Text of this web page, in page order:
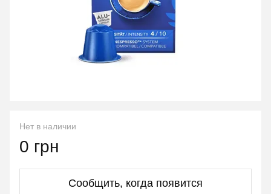
Нет в наличии
0 грн
Сообщить, когда появится